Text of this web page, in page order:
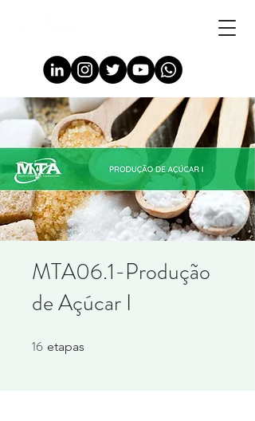
MTA06.1-Produção
de Açúcar I
16 etapas